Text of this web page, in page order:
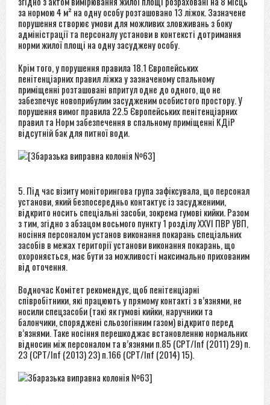
за нормою 4 м² на одну особу розташовано 13 ліжок. Зазначене
порушення створює умови для можливих зловживань з боку
адміністрації та персоналу установи в контексті дотримання
норми жилої площі на одну засуджену особу.
Крім того, у порушення правила 18.1 Європейських
пенітенціарних правил ліжка у зазначеному спальному
приміщенні розташовані впритул одне до одного, що не
забезпечує новоприбулим засудженим особистого простору. У
порушення вимог правила 22.5 Європейських пенітенціарних
правил та Норм забезпечення в спальному приміщенні КДіР
відсутній бак для питної води.
5. Під час візиту моніторингова група зафіксувала, що персонал
установи, який безпосередньо контактує із засудженими,
відкрито носить спеціальні засоби, зокрема гумові кийки. Разом
з тим, згідно з абзацом восьмого пункту 1 розділу XXVI ПВР УВП,
носіння персоналом установ виконання покарань спеціальних
засобів в межах території установи виконання покарань, що
охороняється, має бути за можливості максимально прихованим
від оточення.
Водночас Комітет рекомендує, щоб пенітенціарні
співробітники, які працюють у прямому контакті з в’язнями, не
носили спецзасоби (такі як гумові кийки, наручники та
балончики, споряджені сльозогінним газом) відкрито перед
в’язнями. Таке носіння перешкоджає встановленню нормальних
відносин між персоналом та в’язнями п.85 (CPT/Inf (2011) 29) п.
23 (CPT/Inf (2013) 23) п.166 (CPT/Inf (2014) 15).